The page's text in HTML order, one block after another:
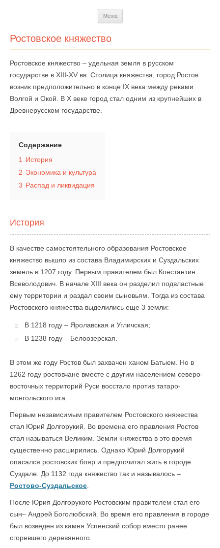
Меню
Ростовское княжество
Ростовское княжество – удельная земля в русском
государстве в XIII-XV вв. Столица княжества, город Ростов
возник предположительно в конце IX века между реками
Волгой и Окой. В Х веке город стал одним из крупнейших в
Древнерусском государстве.
Содержание
1
История
2 Экономика и культура
3 Распад и ликвидация
История
В качестве самостоятельного образования Ростовское
княжество вышло из состава Владимирских и Суздальских
земель в 1207 году. Первым правителем был Константин
Всеволодович. В начале XIII века он разделил подвластные
ему территории и раздал своим сыновьям. Тогда из состава
Ростовского княжества выделились еще 3 земли:
В 1218 году – Яролавская и Угличская;
В 1238 году – Белоозерская.
В этом же году Ростов был захвачен ханом Батыем. Но в
1262 году ростовчане вместе с другим населением северо-
восточных территорий Руси восстало против татаро-
монгольского ига.
Первым независимым правителем Ростовского княжества
стал Юрий Долгорукий. Во времена его правления Ростов
стал называться Великим. Земли княжества в это время
существенно расширились. Однако Юрий Долгорукий
опасался ростовских бояр и предпочитал жить в городе
Суздале. До 1132 года княжество так и называлось –
Ростово-Суздальское
После Юрия Долгорукого Ростовским правителем стал его
сын– Андрей Боголюбский. Во время его правления в городе
был возведен из камня Успенский собор вместо ранее
сгоревшего деревянного.